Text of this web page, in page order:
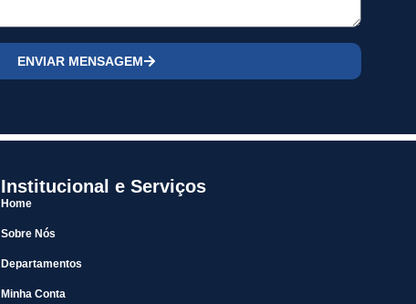
ENVIAR MENSAGEM
Institucional e Serviços
Home
Sobre Nós
Departamentos
Minha Conta